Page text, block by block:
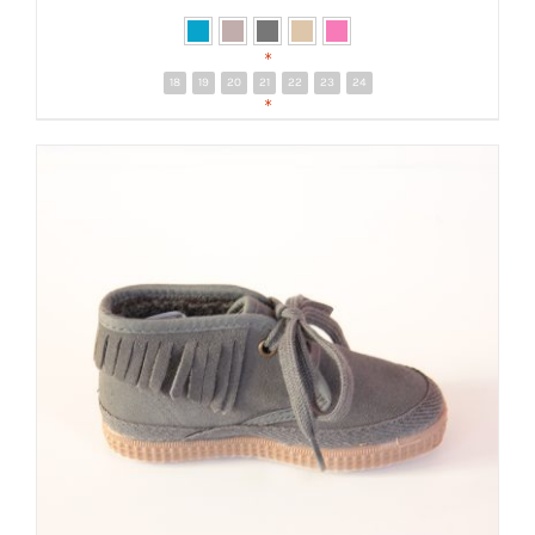
DETALLES
*
18 19 20 21 22 23 24
*